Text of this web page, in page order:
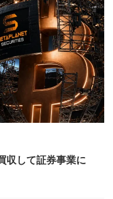
収して証券事業に